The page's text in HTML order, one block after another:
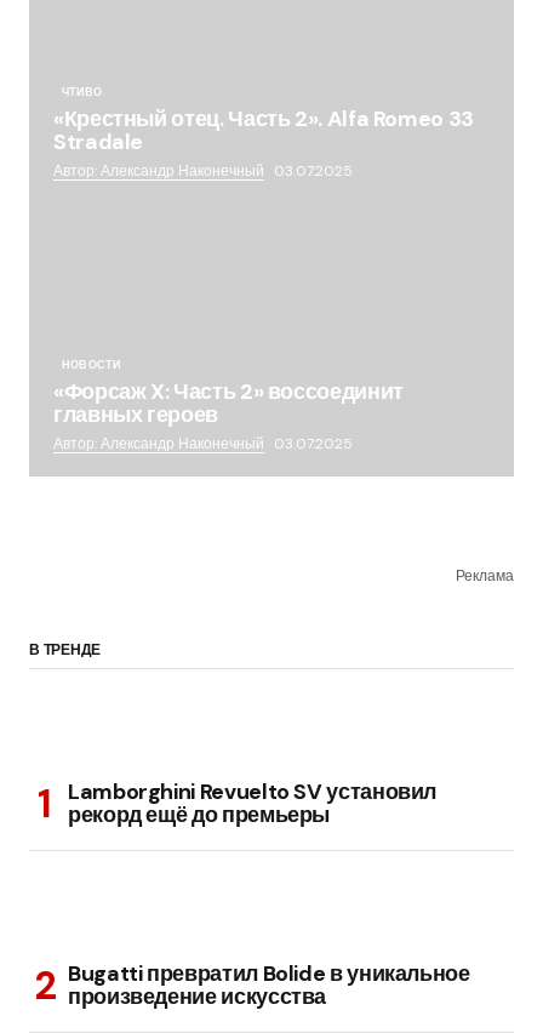
ЧТИВО
«Крестный отец. Часть 2». Alfa Romeo 33
Stradale
Автор: Александр Наконечный 03.07.2025
НОВОСТИ
«Форсаж X: Часть 2» воссоединит
главных героев
Автор: Александр Наконечный 03.07.2025
Реклама
В ТРЕНДЕ
Lamborghini Revuelto SV установил
рекорд ещё до премьеры
Bugatti превратил Bolide в уникальное
произведение искусства